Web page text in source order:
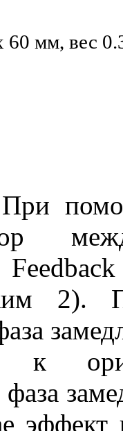
мм, вес
При
2).
к
эффект